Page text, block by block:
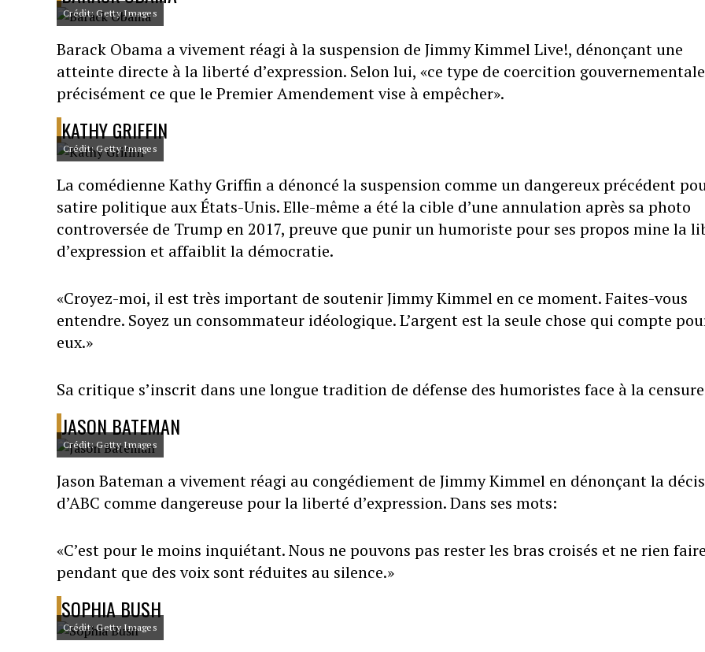
Crédit: Getty Images
Barack Obama a vivement réagi à la suspension de Jimmy Kimmel Live!, dénonçant une
atteinte directe à la liberté d’expression. Selon lui, «ce type de coercition
précisément ce que le Premier Amendement vise à empêcher».
KATHY GRIFFIN
Crédit: Getty Images
La comédienne Kathy Griffin a dénoncé la suspension comme un dangereux précédent
satire politique aux États-Unis. Elle-même a été la cible d’une annulation après sa photo
controversée de Trump en 2017, preuve que punir un humoriste pour ses propos mine la
d’expression et affaiblit la démocratie.
«Croyez-moi, il est très important de soutenir Jimmy Kimmel en ce moment. Faites-vous
entendre. Soyez un consommateur idéologique. L’argent est la seule chose qui compte
eux.»
Sa critique s’inscrit dans une longue tradition de défense des humoristes face à la
JASON BATEMAN
Crédit: Getty Images
Jason Bateman a vivement réagi au congédiement de Jimmy Kimmel en dénonçant la
d’ABC comme dangereuse pour la liberté d’expression. Dans ses mots:
«C’est pour le moins inquiétant. Nous ne pouvons pas rester les bras croisés et ne rien
pendant que des voix sont réduites au silence.»
SOPHIA BUSH
Crédit: Getty Images